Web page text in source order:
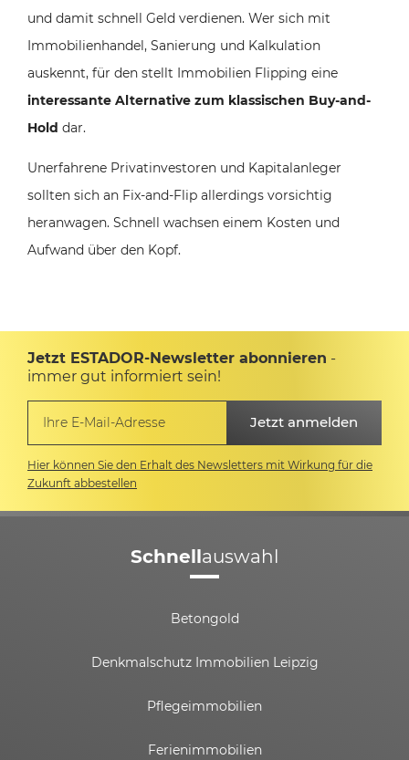
und damit schnell Geld verdienen. Wer sich mit
Immobilienhandel, Sanierung und Kalkulation
auskennt, für den stellt Immobilien Flipping eine
interessante Alternative zum klassischen Buy-and-
Hold dar.
Unerfahrene Privatinvestoren und Kapitalanleger
sollten sich an Fix-and-Flip allerdings vorsichtig
heranwagen. Schnell wachsen einem Kosten und
Aufwand über den Kopf.
Jetzt ESTADOR-Newsletter abonnieren -
immer gut informiert sein!
Hier können Sie den Erhalt des Newsletters mit Wirkung für die
Zukunft abbestellen
Schnellauswahl
Betongold
Denkmalschutz Immobilien Leipzig
Pflegeimmobilien
Ferienimmobilien